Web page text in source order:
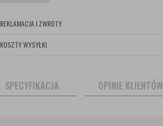
REKLAMACJA I ZWROTY
KOSZTY WYSYŁKI
SPECYFIKACJA OPINIE KLIENTÓW